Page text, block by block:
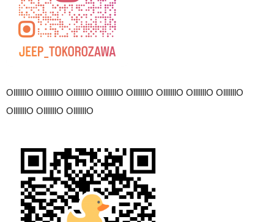
OlllllllO OlllllllO OlllllllO OlllllllO OlllllllO OlllllllO OlllllllO OlllllllO
OlllllllO OlllllllO OlllllllO